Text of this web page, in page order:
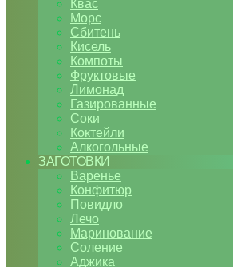
Квас
Морс
Сбитень
Кисель
Компоты
Фруктовые
Лимонад
Газированные
Соки
Коктейли
Алкогольные
ЗАГОТОВКИ
Варенье
Конфитюр
Повидло
Лечо
Маринование
Соление
Аджика